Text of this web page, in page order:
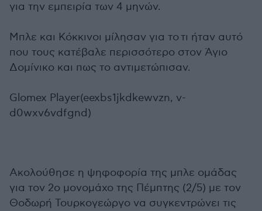
για την εμπειρία των 4 μηνών.
Μπλε και Κόκκινοι μίλησαν για το τι ήταν αυτό
που τους κατέβαλε περισσότερο στον Άγιο
Δομίνικο και πως το αντιμετώπισαν.
Glomex Player(eexbs1jkdkewvzn, v-
d0wxv6vdfgnd)
Ακολούθησε η ψηφοφορία της μπλε ομάδας
για τον 2ο μονομάχο της Πέμπτης (2/5) με τον
Θοδωρή Τουρκογεώργο να συγκεντρώνει τις